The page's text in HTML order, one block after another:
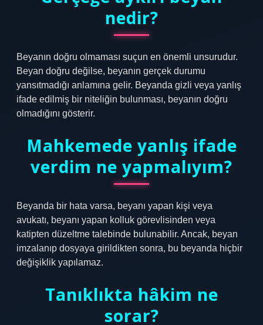
nedir?
Beyanın doğru olmaması suçun en önemli unsurudur.
Beyan doğru değilse, beyanın gerçek durumu
yansıtmadığı anlamına gelir. Beyanda gizli veya yanlış
ifade edilmiş bir niteliğin bulunması, beyanın doğru
olmadığını gösterir.
Mahkemede yanlış ifade
verdim ne yapmalıyım?
Beyanda bir hata varsa, beyanı yapan kişi veya
avukatı, beyanı yapan kolluk görevlisinden veya
katipten düzeltme talebinde bulunabilir. Ancak, beyan
imzalanıp dosyaya girildikten sonra, bu beyanda hiçbir
değişiklik yapılamaz.
Tanıklıkta hâkim ne
sorar?